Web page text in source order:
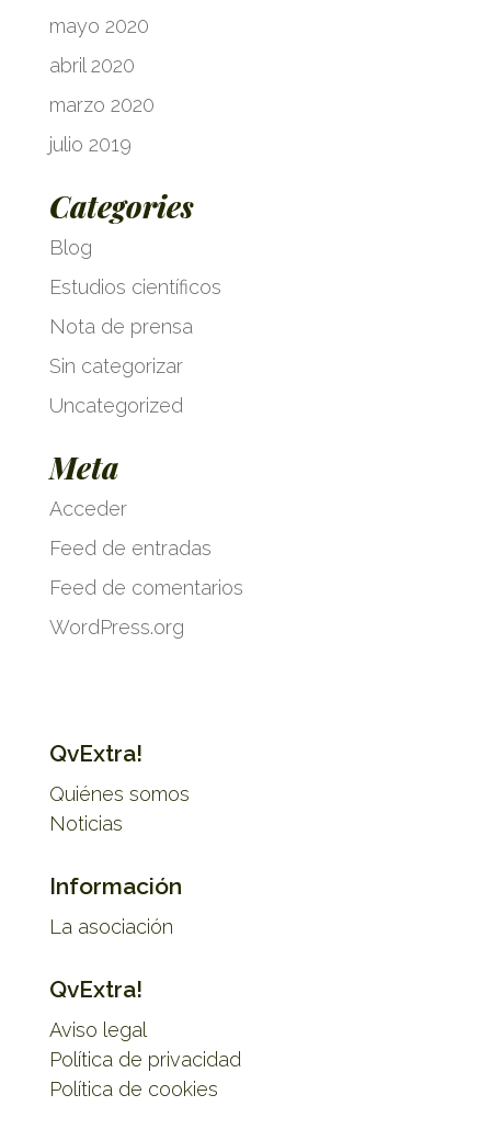
mayo 2020
abril 2020
marzo 2020
julio 2019
Categories
Blog
Estudios científicos
Nota de prensa
Sin categorizar
Uncategorized
Meta
Acceder
Feed de entradas
Feed de comentarios
WordPress.org
QvExtra!
Quiénes somos
Noticias
Información
La asociación
QvExtra!
Aviso legal
Política de privacidad
Política de cookies